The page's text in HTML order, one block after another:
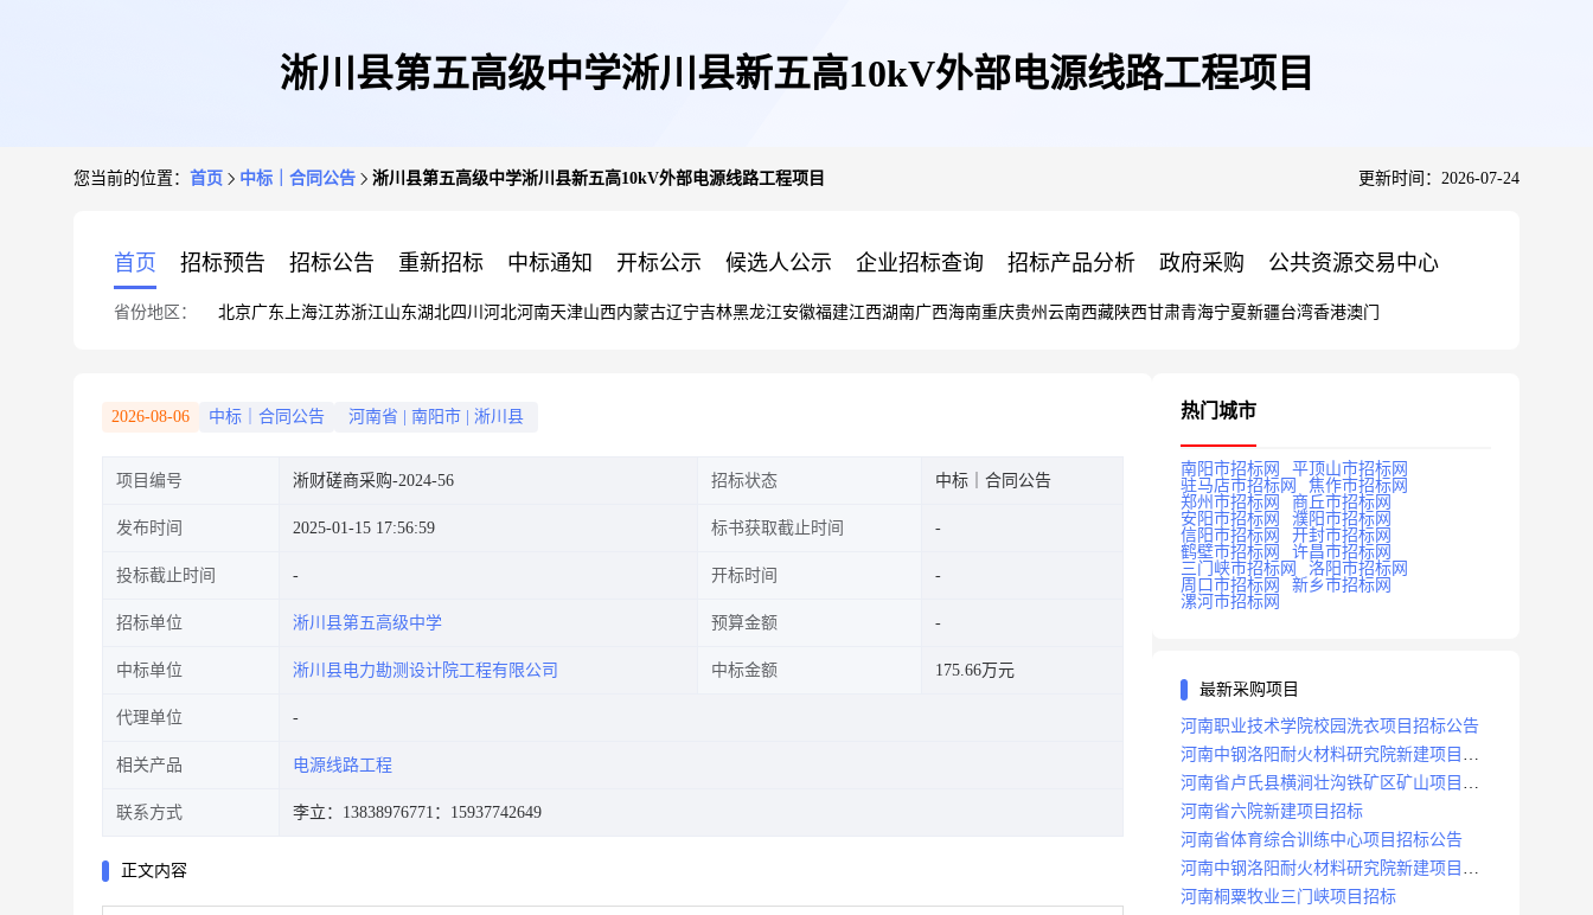
淅川县第五高级中学淅川县新五高10kV外部电源线路工程项目
您当前的位置： 首页 中标｜合同公告 淅川县第五高级中学淅川县新五高10kV外部电源线路工程项目 更新时间：2026-07-24
首页 招标预告 招标公告 重新招标 中标通知 开标公示 候选人公示 企业招标查询 招标产品分析 政府采购 公共资源交易中心
省份地区： 北京广东 上海江苏浙江山东湖北四川 河北河南天津山西内蒙古辽宁吉林黑龙江安徽福建江西湖南广西海南重庆贵州 云南西藏陕西甘肃青海宁夏新疆台湾香港澳门
2026-08-06 中标｜合同公告 河南省 南阳市 淅川县
项目编号 淅财磋商采购-2024-56 招标状态 中标｜合同公告
发布时间 2025-01-15 17:56:59 标书获取截止时间
投标截止时间 开标时间
招标单位 淅川县第五高级中学 预算金额
中标单位 淅川县电力勘测设计院工程有限公司 中标金额 175.66万元
代理单位
相关产品 电源线路工程
联系方式 李立：13838976771 ：15937742649
正文内容
热门城市
南阳市招标网
平顶山市招标网
驻马店市招标网
焦作市招标网
郑州市招标网
商丘市招标网
安阳市招标网
濮阳市招标网
信阳市招标网
开封市招标网
鹤壁市招标网
许昌市招标网
三门峡市招标网
洛阳市招标网
周口市招标网
新乡市招标网
漯河市招标网
最新采购项目
河南职业技术学院校园洗衣项目招标公告
河南中钢洛阳耐火材料研究院新建项目招
标
河南省卢氏县横涧壮沟铁矿区矿山项目招
标公告
河南省六院新建项目招标
河南省体育综合训练中心项目招标公告
河南中钢洛阳耐火材料研究院新建项目招
标
河南桐粟牧业三门峡项目招标